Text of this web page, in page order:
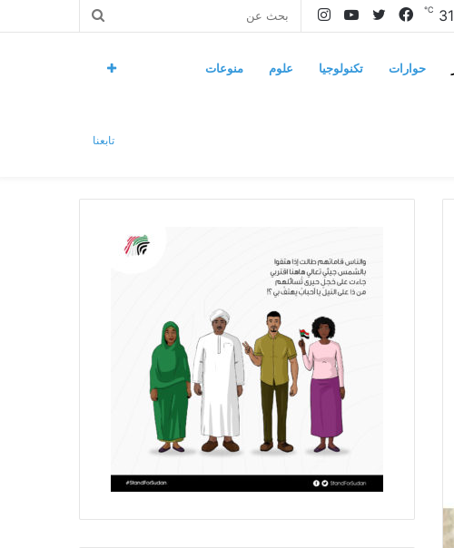
بحث
انستقراميوتيوبتويتر
فيسبوك 31
℃
حوارات تكنولوجيا علوم منوعات
تابعنا